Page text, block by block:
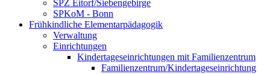
SPZ Eitorf/Siebengebirge
SPKoM - Bonn
Frühkindliche Elementarpädagogik
Verwaltung
Einrichtungen
Kindertageseinrichtungen mit Familienzentrum
Familienzentrum/Kindertageseinrichtung